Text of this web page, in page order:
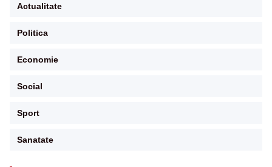
Actualitate
Politica
Economie
Social
Sport
Sanatate